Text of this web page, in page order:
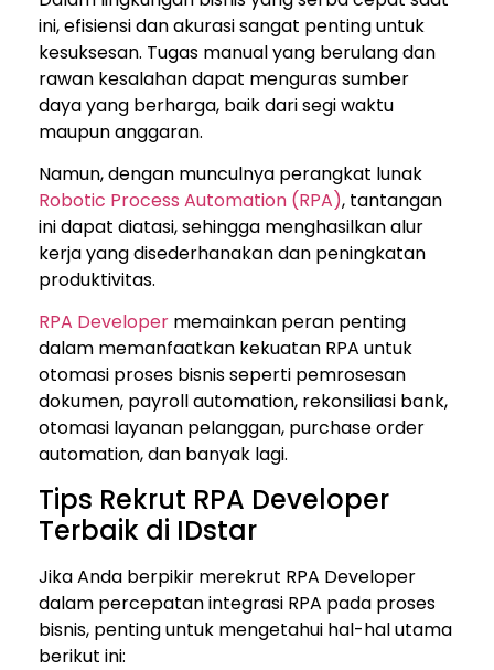
ini, efisiensi dan akurasi sangat penting untuk
kesuksesan. Tugas manual yang berulang dan
rawan kesalahan dapat menguras sumber
daya yang berharga, baik dari segi waktu
maupun anggaran.
Namun, dengan munculnya perangkat lunak
Robotic Process Automation (RPA), tantangan
ini dapat diatasi, sehingga menghasilkan alur
kerja yang disederhanakan dan peningkatan
produktivitas.
RPA Developer memainkan peran penting
dalam memanfaatkan kekuatan RPA untuk
otomasi proses bisnis seperti pemrosesan
dokumen, payroll automation, rekonsiliasi bank,
otomasi layanan pelanggan, purchase order
automation, dan banyak lagi.
Tips Rekrut RPA Developer
Terbaik di IDstar
Jika Anda berpikir merekrut RPA Developer
dalam percepatan integrasi RPA pada proses
bisnis, penting untuk mengetahui hal-hal utama
berikut ini: